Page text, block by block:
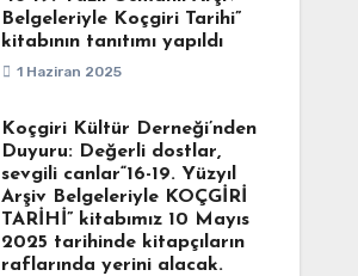
Belgeleriyle Koçgiri Tarihi”
kitabının tanıtımı yapıldı
1 Haziran 2025
Koçgiri Kültür Derneği’nden
Duyuru: Değerli dostlar,
sevgili canlar“16-19. Yüzyıl
Arşiv Belgeleriyle KOÇGİRİ
TARİHİ” kitabımız 10 Mayıs
2025 tarihinde kitapçıların
raflarında yerini alacak.